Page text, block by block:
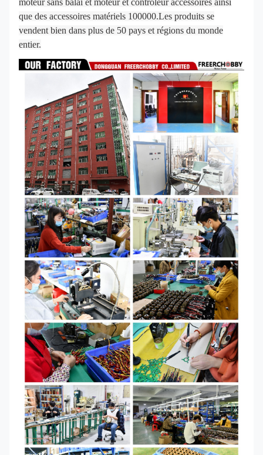
moteur sans balai et moteur et contrôleur accessoires ainsi
que des accessoires matériels 100000.Les produits se
vendent bien dans plus de 50 pays et régions du monde
entier.